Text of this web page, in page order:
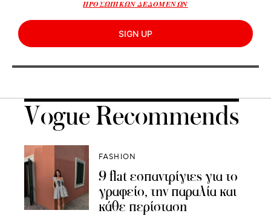
ΠΡΟΣΩΠΙΚΩΝ ΔΕΔΟΜΕΝΩΝ
SIGN UP
Vogue Recommends
FASHION
9 flat εσπαντρίγιες για το
γραφείο, την παραλία και
κάθε περίσταση